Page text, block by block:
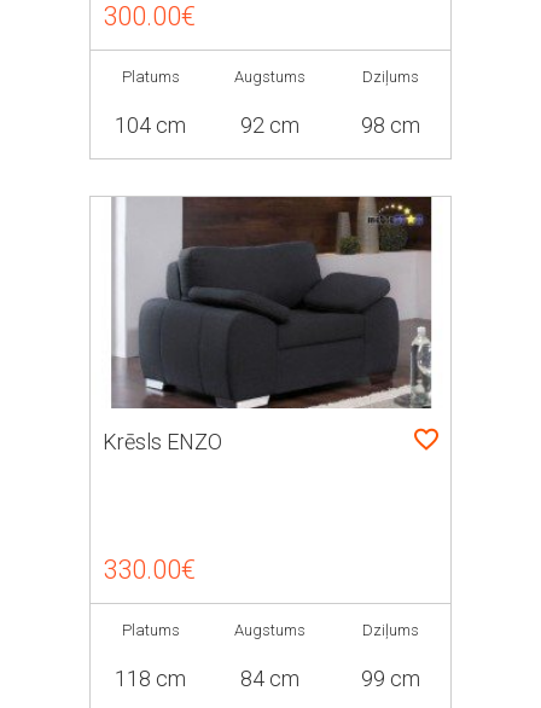
300.00€
Platums
104 cm
Augstums
92 cm
Dziļums
98 cm
Krēsls ENZO
330.00€
Platums
118 cm
Augstums
84 cm
Dziļums
99 cm